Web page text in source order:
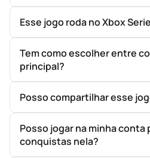
Esse jogo roda no Xbox
Tem como escolher entre
principal?
Posso compartilhar esse
Posso jogar na minha
conquistas nela?